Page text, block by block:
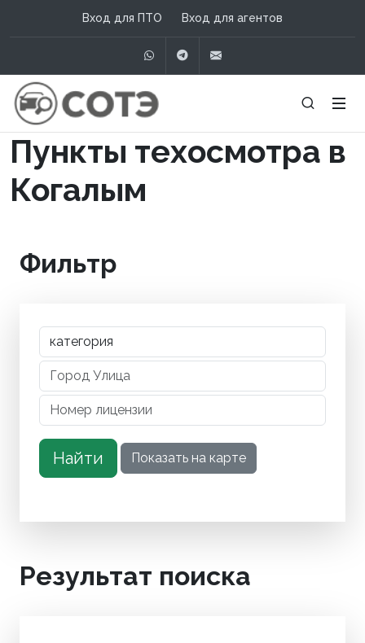
Вход для ПТО Вход для агентов
WhatsAppTelegram
Пункты техосмотра в
Когалым
Фильтр
Результат поиска